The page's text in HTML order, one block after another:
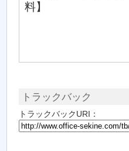
料】
トラックバック
トラックバックURI：